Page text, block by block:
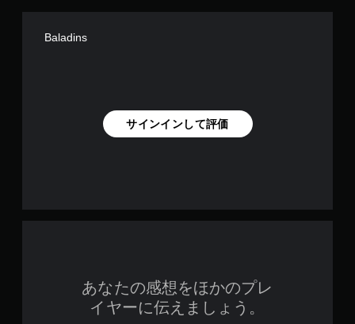
Baladins
サインインして評価
あなたの感想をほかのプレ
イヤーに伝えましょう。